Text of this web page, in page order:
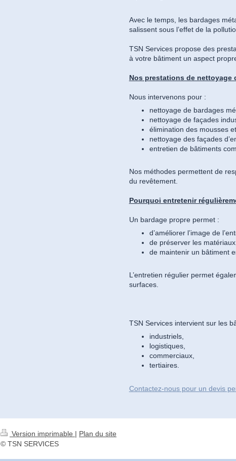
Avec le temps, les bardages
salissent sous l’effet de la
TSN Services propose des
à votre bâtiment un aspect
Nos prestations de nettoyage
Nous intervenons pour :
nettoyage de bardages
nettoyage de façades
élimination des mousses
nettoyage des façades
entretien de bâtiments
Nos méthodes permettent de
du revêtement.
Pourquoi entretenir
Un bardage propre permet :
d’améliorer l’image de
de préserver les matériaux,
de maintenir un bâtiment
L’entretien régulier permet
surfaces.
TSN Services intervient sur les
industriels,
logistiques,
commerciaux,
tertiaires.
Contactez-nous pour un devis
Version imprimable | Plan du site
© TSN SERVICES